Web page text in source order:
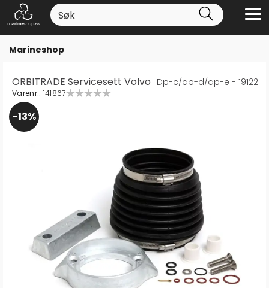
Marineshop
ORBITRADE Servicesett Volvo Dp-c/dp-d/dp-e - 19122
Varenr.: 141867
13%